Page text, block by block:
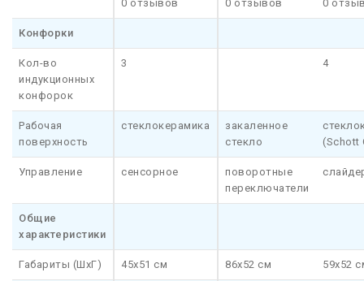
0 отзывов
0 отзывов 0
Конфорки
Кол-во
индукционных
конфорок
3 4
Рабочая
поверхность
стеклокерамика
закаленное
стекло
(Schott
Управление сенсорное
поворотные
переключатели
Общие
характеристики
Габариты (ШхГ) 45x51 см 86x52 см 59х52